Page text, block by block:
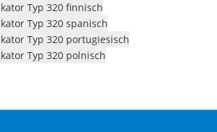
Typ 320 finnisch
Typ 320 spanisch
Typ 320 portugiesisch
Typ 320 polnisch